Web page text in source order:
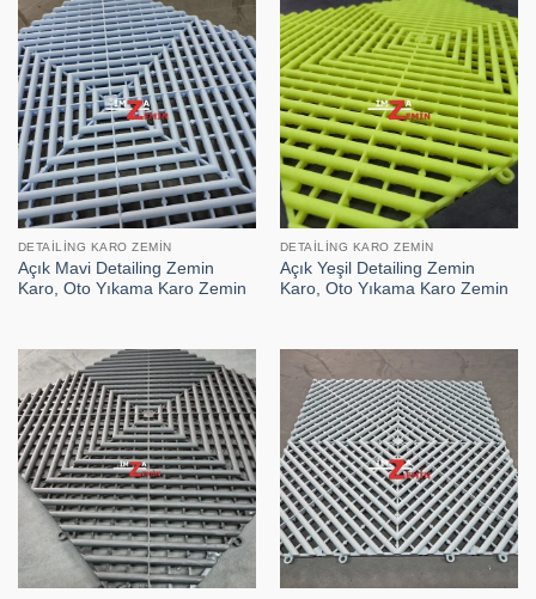
DETAILING KARO ZEMIN
Açık Mavi Detailing Zemin
Karo, Oto Yıkama Karo Zemin
DETAILING KARO ZEMIN
Açık Yeşil Detailing Zemin
Karo, Oto Yıkama Karo Zemin